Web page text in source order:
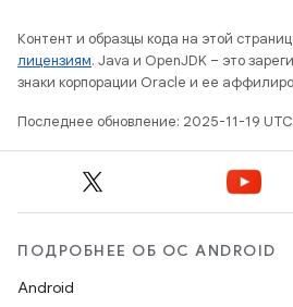
Контент и образцы кода на этой
лицензиям. Java и OpenJDK – это
знаки корпорации Oracle и ее
Последнее обновление: 2025-11-19 UTC.
ПОДРОБНЕЕ ОБ ОС ANDROID
Android